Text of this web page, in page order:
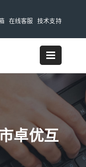
在线客服 技术支持
卓优互